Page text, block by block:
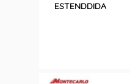
ESTENDDIDA